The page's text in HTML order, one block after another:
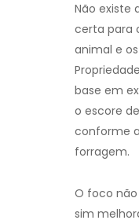
Não existe
certa para
animal e
base em
o escore
conforme
forragem.
O foco
sim